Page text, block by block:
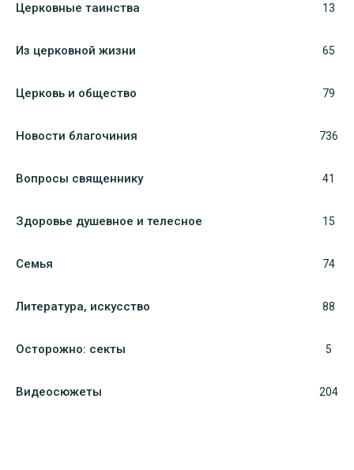
Церковные таинства 13
Из церковной жизни 65
Церковь и общество 79
Новости благочиния 736
Вопросы священнику 41
Здоровье душевное и телесное 15
Семья 74
Литература, искуcство 88
Осторожно: секты 5
Видеосюжеты 204